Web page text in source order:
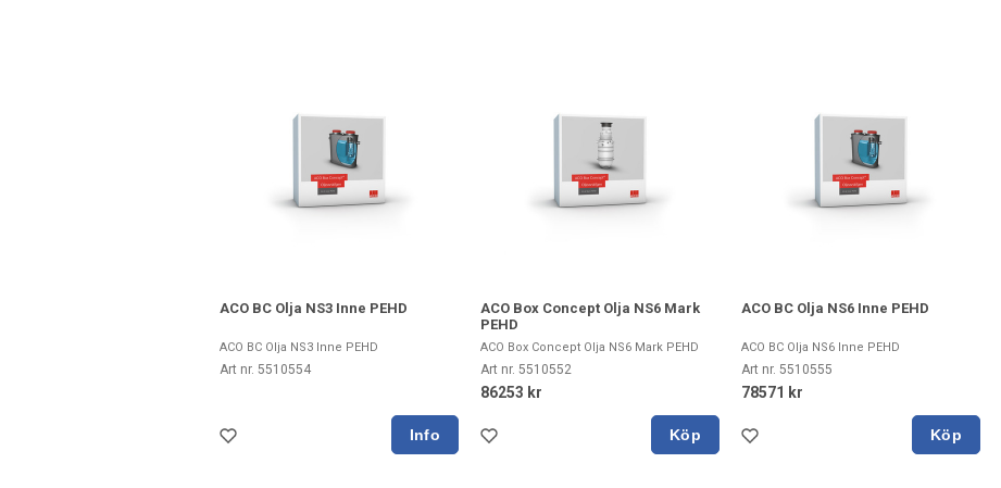
ACO BC Olja NS3 Inne PEHD
ACO BC Olja NS3 Inne PEHD
Art nr. 5510554
ACO Box Concept Olja NS6 Mark
PEHD
ACO Box Concept Olja NS6 Mark PEHD
Art nr. 5510552
86253 kr
Köp
ACO BC Olja NS6 Inne PEHD
ACO BC Olja NS6 Inne PEHD
Art nr. 5510555
78571 kr
Köp